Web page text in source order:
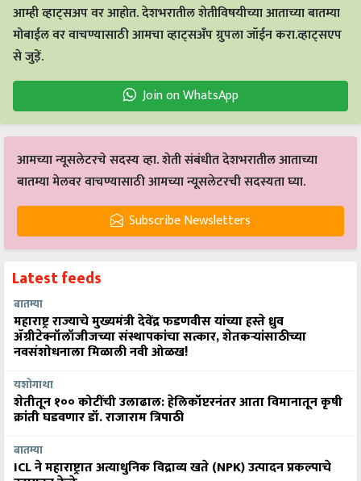
आम्ही व्हाट्सअप वर आहोत. देशभरातील शेतीविषयीच्या आताच्या बातम्या
मोबाईल वर वाचण्यासाठी आमचा व्हाट्सअँप ग्रुपला जॉईन करा.व्हाट्सएप
से जुड़ें.
Join on WhatsApp
आमच्या न्यूसलेटरचे सदस्य व्हा. शेती संबंधीत देशभरातील आताच्या
बातम्या मेलवर वाचण्यासाठी आमच्या न्यूसलेटरची सदस्यता घ्या.
Subscribe Newsletters
Latest feeds
बातम्या
महाराष्ट्र राज्याचे मुख्यमंत्री देवेंद्र फडणवीस यांच्या हस्ते ध्रुव
ॲग्रीटेक्नॉलॉजीजच्या संस्थापकांचा सत्कार, शेतकऱ्यांसाठीच्या
नवसंशोधनाला मिळाली नवी ओळख!
यशोगाथा
शेतीतून १०० कोटींची उलाढाल: हेलिकॉप्टरनंतर आता विमानातून कृषी
क्रांती घडवणार डॉ. राजाराम त्रिपाठी
बातम्या
ICL ने महाराष्ट्रात अत्याधुनिक विद्राव्य खते (NPK) उत्पादन प्रकल्पाचे